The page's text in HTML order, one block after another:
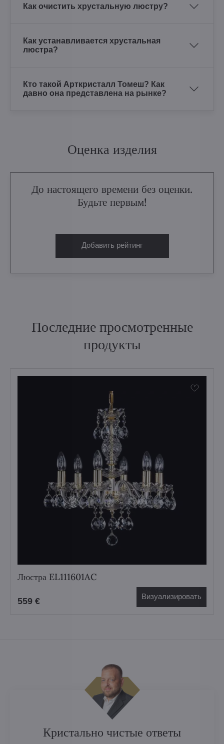
Как очистить хрустальную люстру?
Как устанавливается хрустальная
люстра?
Кто такой Арткристалл Томеш? Как
давно она представлена на рынке?
Оценка изделия
До настоящего времени без оценки.
Будьте первым!
Добавить рейтинг
Последние просмотренные
продукты
Люстра EL111601AC
559 € Визуализировать
Кристально чистые ответы